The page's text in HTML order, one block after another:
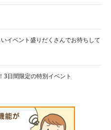
イベント盛りだくさんでお待ちして
3日間限定の特別イベント